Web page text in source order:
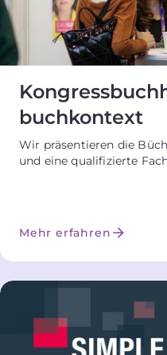
buchkontext
Wir präsentieren die
und eine qualifizierte
Mehr erfahren